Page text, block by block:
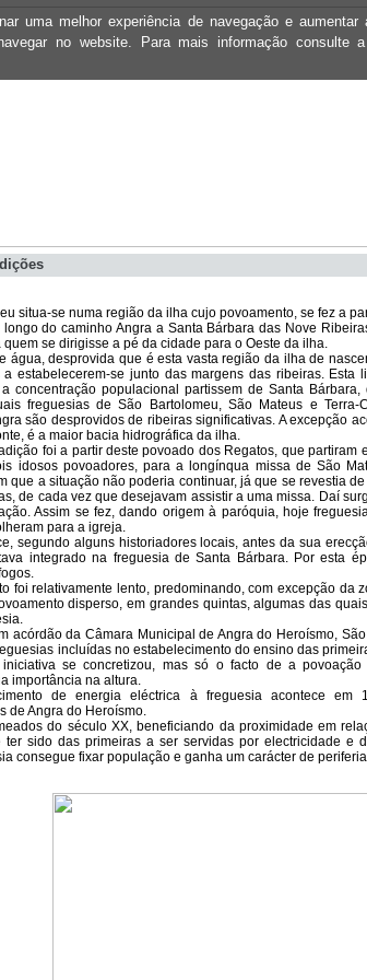
uma melhor experiência de navegação e
no website. Para mais informação consulte
situa-se numa região da ilha cujo povoamento, se fez a
do caminho Angra a Santa Bárbara das Nove
quem se dirigisse a pé da cidade para o Oeste da ilha.
água, desprovida que é esta vasta região da ilha de
a estabelecerem-se junto das margens das ribeiras. Esta
concentração populacional partissem de Santa
freguesias de São Bartolomeu, São Mateus e
são desprovidos de ribeiras significativas. A excepção
é a maior bacia hidrográfica da ilha.
foi a partir deste povoado dos Regatos, que partiram
idosos povoadores, para a longínqua missa de São
que a situação não poderia continuar, já que se revestia
de cada vez que desejavam assistir a uma missa. Daí
Assim se fez, dando origem à paróquia, hoje
para a igreja.
segundo alguns historiadores locais, antes da sua
integrado na freguesia de Santa Bárbara. Por esta
foi relativamente lento, predominando, com excepção da
disperso, em grandes quintas, algumas das
acórdão da Câmara Municipal de Angra do Heroísmo,
incluídas no estabelecimento do ensino das
se concretizou, mas só o facto de a povoação
importância na altura.
de energia eléctrica à freguesia acontece em
de Angra do Heroísmo.
do século XX, beneficiando da proximidade em
ter sido das primeiras a ser servidas por electricidade e
consegue fixar população e ganha um carácter de